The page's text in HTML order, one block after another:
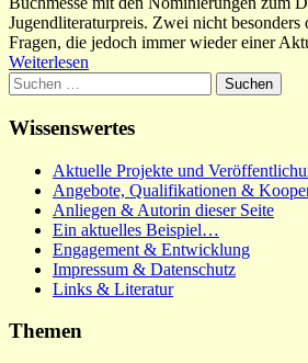
Jugendliteraturpreis. Zwei nicht besonders
Fragen, die jedoch immer wieder einer
Weiterlesen
Suchen
nach:
Wissenswertes
Aktuelle Projekte und
Angebote, Qualifikationen &
Anliegen & Autorin dieser Seite
Ein aktuelles Beispiel…
Engagement & Entwicklung
Impressum & Datenschutz
Links & Literatur
Themen